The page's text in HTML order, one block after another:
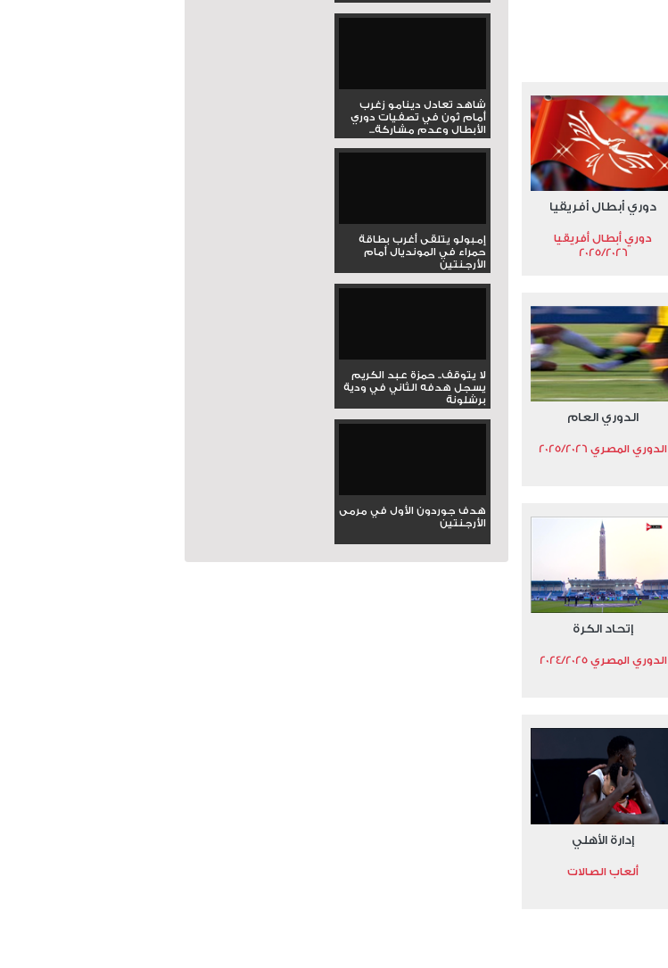
دوري أبطال أفريقيا
دوري أبطال أفريقيا
2025/2026
الدوري العام
الدوري المصري 2025/2026
إتحاد الكرة
الدوري المصري 2024/2025
إدارة الأهلي
ألعاب الصالات
شاهد تعادل دينامو زغرب
أمام ثون في تصفيات دوري
الأبطال وعدم مشاركة...
إمبولو يتلقى أغرب بطاقة
حمراء في المونديال أمام
الأرجنتين
لا يتوقف.. حمزة عبد الكريم
يسجل هدفه الثاني في ودية
برشلونة
هدف جوردون الأول في مرمى
الأرجنتين